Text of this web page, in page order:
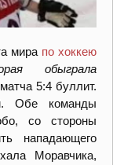
мира по хоккею
обыграла
5:4 буллит.
Обе команды
со стороны
нападающего
Моравчика,